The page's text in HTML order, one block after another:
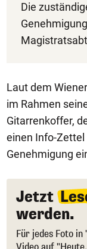
Die
Laut dem
im Rahmen
Gitarrenkoffer,
einen Info-Zettel
Genehmigung
Jetzt
werden.
Für jedes Foto